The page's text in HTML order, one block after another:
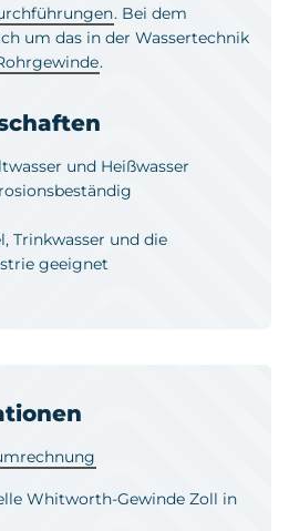
. Bei dem
um das in der Wassertechnik
.
und Heißwasser
Trinkwasser und die
geeignet
Whitworth-Gewinde Zoll in